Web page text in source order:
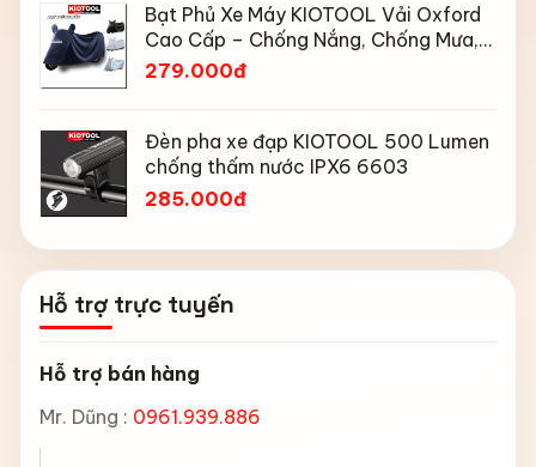
Bạt Phủ Xe Máy KIOTOOL Vải Oxford
Cao Cấp – Chống Nắng, Chống Mưa,
Chống Bụi, Chống Tia UV, Có Phản
279.000đ
Đèn pha xe đạp KIOTOOL 500 Lumen
chống thấm nước IPX6 6603
285.000đ
Hỗ trợ trực tuyến
Hỗ trợ bán hàng
Mr. Dũng : 0961.939.886